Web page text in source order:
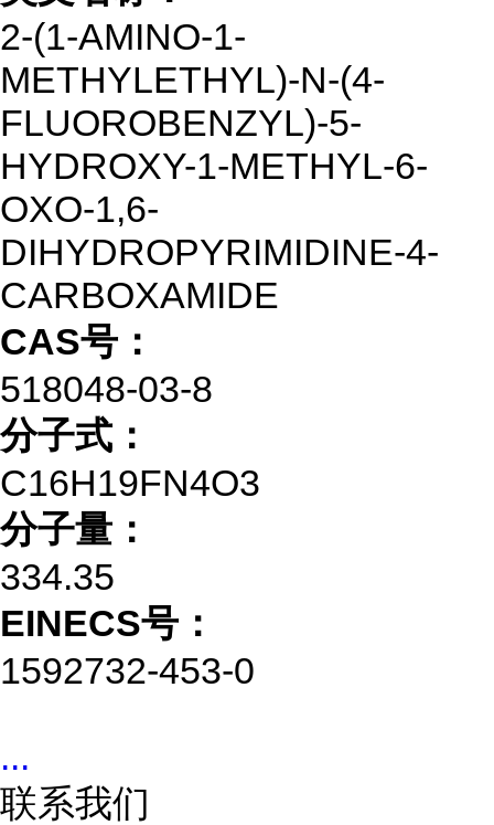
2-(1-AMINO-1-
METHYLETHYL)-N-(4-
FLUOROBENZYL)-5-
HYDROXY-1-METHYL-6-
OXO-1,6-
DIHYDROPYRIMIDINE-4-
CARBOXAMIDE
CAS号：
518048-03-8
分子式：
C16H19FN4O3
分子量：
334.35
EINECS号：
1592732-453-0
...
联系我们